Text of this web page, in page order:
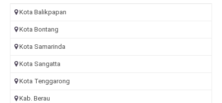
Kota Balikpapan
Kota Bontang
Kota Samarinda
Kota Sangatta
Kota Tenggarong
Kab. Berau